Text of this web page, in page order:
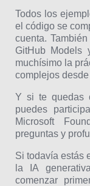
Todos los
el código se
cuenta.
GitHub Models
muchísimo la
complejos desde
Y si te quedas
puedes
Microsoft
preguntas y
Si todavía estás
la IA
comenzar